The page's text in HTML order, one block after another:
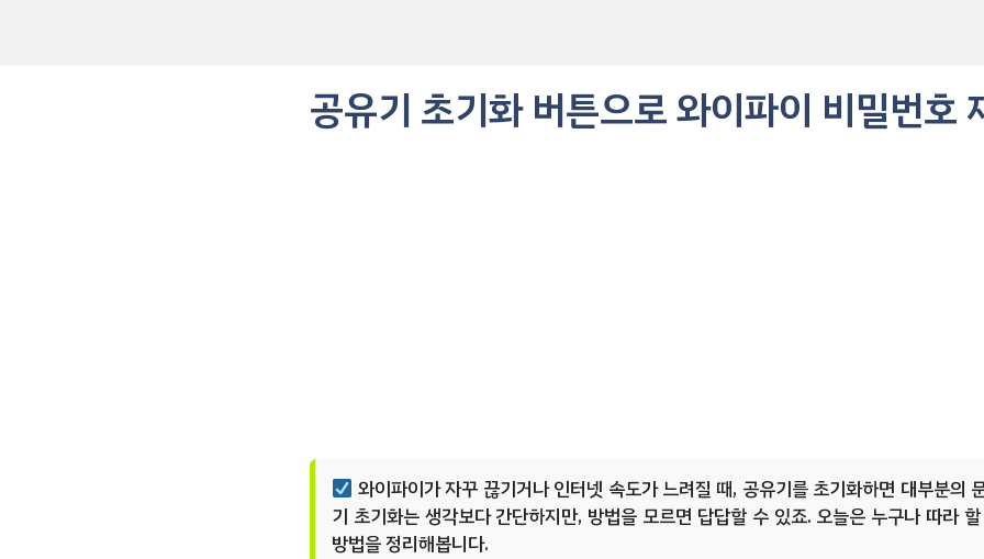
공유기 초기화 버튼으로 와이파이 비밀번호
와이파이가 자꾸 끊기거나 인터넷 속도가 느려질 때, 공유기를 초기화하면 대부분의
기 초기화는 생각보다 간단하지만, 방법을 모르면 답답할 수 있죠. 오늘은 누구나 따라
방법을 정리해봅니다.